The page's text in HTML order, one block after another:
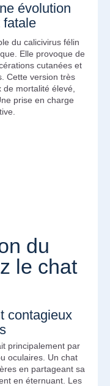
évolution
fatale
du calicivirus félin
Elle provoque de
cutanées et
Cette version très
mortalité élevé,
prise en charge
du
le chat
contagieux
principalement par
oculaires. Un chat
en partageant sa
en éternuant. Les